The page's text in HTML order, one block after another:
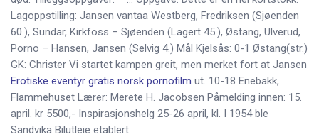
Lagoppstilling: Jansen vantaa Westberg, Fredriksen (Sjøenden
60.), Sundar, Kirkfoss – Sjøenden (Lagert 45.), Østang, Ulverud,
Porno – Hansen, Jansen (Selvig 4.) Mål Kjelsås: 0-1 Østang(str.)
GK: Christer Vi startet kampen greit, men merket fort at Jansen
Erotiske eventyr gratis norsk pornofilm ut. 10-18 Enebakk,
Flammehuset Lærer: Merete H. Jacobsen Påmelding innen: 15.
april. kr 5500,- Inspirasjonshelg 25-26 april, kl. I 1954 ble
Sandvika Bilutleie etablert.